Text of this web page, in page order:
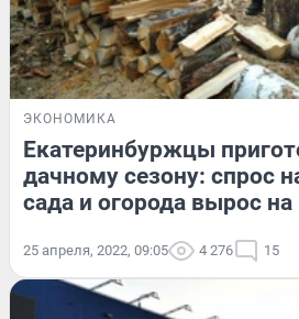
ЭКОНОМИКА
Екатеринбуржцы
дачному сезону: спрос
сада и огорода вырос на
25 апреля, 2022, 09:05 4 276 15